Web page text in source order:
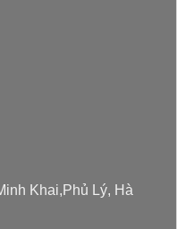
Khai,Phủ Lý, Hà